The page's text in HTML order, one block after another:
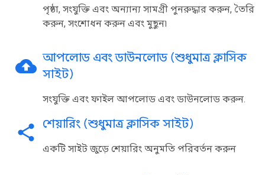
পৃষ্ঠা, সংযুক্তি এবং অন্যান্য সামগ্রী পুনরুদ্ধার করুন, তৈরি
করুন, সংশোধন করুন এবং মুছুন৷
cloud_upload আপলোড এবং ডাউনলোড (শুধুমাত্র ক্লাসিক
সাইট)
সংযুক্তি এবং ফাইল আপলোড এবং ডাউনলোড করুন.
share শেয়ারিং (শুধুমাত্র ক্লাসিক সাইট)
একটি সাইট জুড়ে শেয়ারিং অনুমতি পরিবর্তন করুন